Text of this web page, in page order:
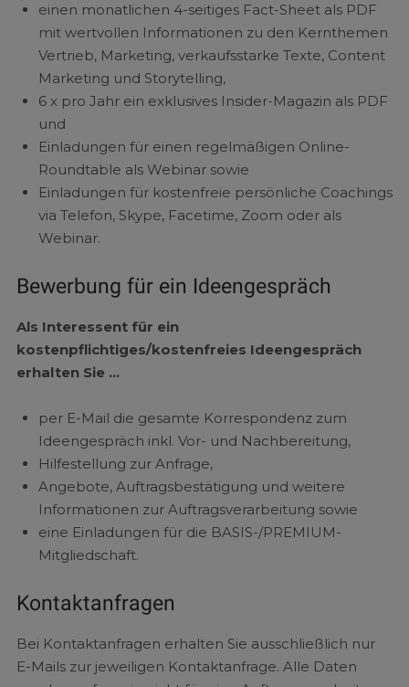
einen monatlichen 4-seitiges Fact-Sheet als PDF
mit wertvollen Informationen zu den Kernthemen
Vertrieb, Marketing, verkaufsstarke Texte, Content
Marketing und Storytelling,
6 x pro Jahr ein exklusives Insider-Magazin als PDF
und
Einladungen für einen regelmäßigen Online-
Roundtable als Webinar sowie
Einladungen für kostenfreie persönliche Coachings
via Telefon, Skype, Facetime, Zoom oder als
Webinar.
Bewerbung für ein Ideengespräch
Als Interessent für ein
kostenpflichtiges/kostenfreies Ideengespräch
erhalten Sie …
per E-Mail die gesamte Korrespondenz zum
Ideengespräch inkl. Vor- und Nachbereitung,
Hilfestellung zur Anfrage,
Angebote, Auftragsbestätigung und weitere
Informationen zur Auftragsverarbeitung sowie
eine Einladungen für die BASIS-/PREMIUM-
Mitgliedschaft.
Kontaktanfragen
Bei Kontaktanfragen erhalten Sie ausschließlich nur
E-Mails zur jeweiligen Kontaktanfrage. Alle Daten